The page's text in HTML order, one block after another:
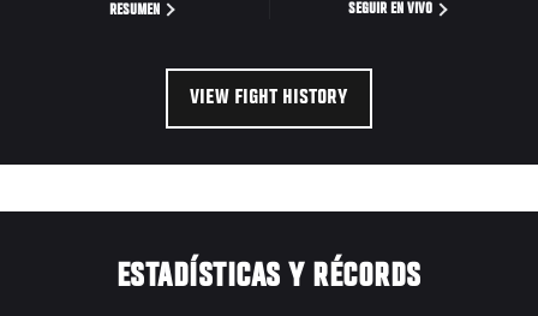
RESUMEN SEGUIR EN VIVO
VIEW FIGHT HISTORY
ESTADÍSTICAS Y RÉCORDS